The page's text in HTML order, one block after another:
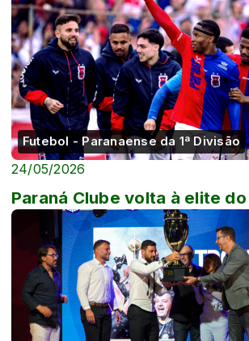
Futebol - Paranaense da 1ª Divisão
24/05/2026
Paraná Clube volta à elite